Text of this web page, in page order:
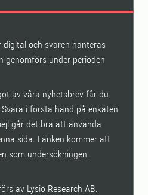
digital och svaren hanteras
genomförs under perioden
av våra nyhetsbrev får du
i första hand på enkäten
går det bra att använda
sida. Länken kommer att
som undersökningen
av Lysio Research AB.